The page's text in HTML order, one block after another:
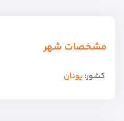
مشخصات شهر
کشور:یونان